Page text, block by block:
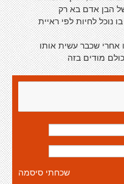
הבן אדם בא רק
נוכל לחיות לפי ראיית
אחרי שכבר עשית אותו
מודים בזה
שכחתי סיסמה